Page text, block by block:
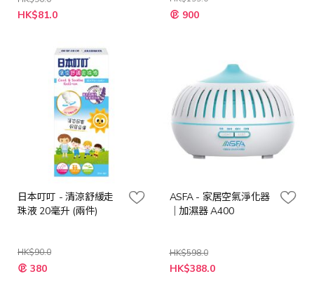
特
殊
HK$81.0
特
殊 900
日本叮叮 - 清涼舒緩走
珠液 20毫升 (兩件)
HK$90.0
特
殊 380
ASFA - 家居空氣淨化器
｜加濕器 A400
HK$598.0
特
殊
HK$388.0